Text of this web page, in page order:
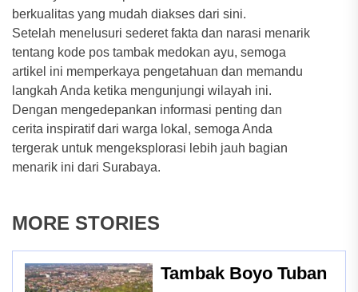
berkualitas yang mudah diakses dari sini.
Setelah menelusuri sederet fakta dan narasi menarik
tentang kode pos tambak medokan ayu, semoga
artikel ini memperkaya pengetahuan dan memandu
langkah Anda ketika mengunjungi wilayah ini.
Dengan mengedepankan informasi penting dan
cerita inspiratif dari warga lokal, semoga Anda
tergerak untuk mengeksplorasi lebih jauh bagian
menarik ini dari Surabaya.
MORE STORIES
Tambak Boyo Tuban